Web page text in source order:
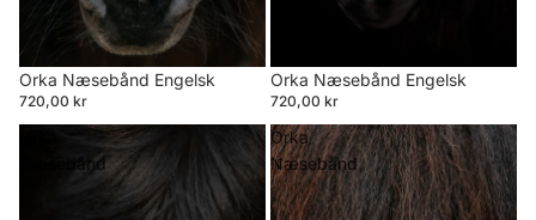
Orka Næsebånd Engelsk
720,00 kr
Orka Næsebånd Engelsk
720,00 kr
Næsebånd
Orka
Næsebånd